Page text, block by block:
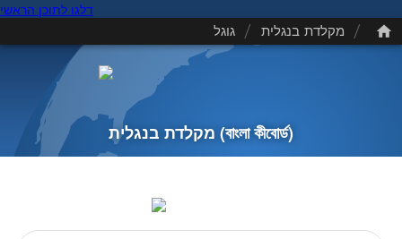
דלגו לתוכן הראשי
/ מקלדת בנגלית / גוגל
מקלדת בנגלית (বাংলা কীবোর্ড)